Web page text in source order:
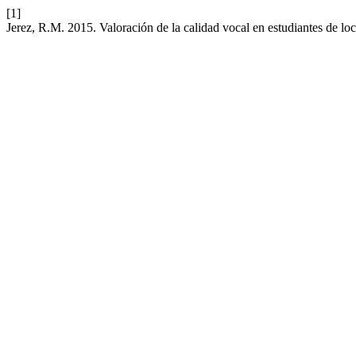
[1]
Jerez, R.M. 2015. Valoración de la calidad vocal en estudiantes de